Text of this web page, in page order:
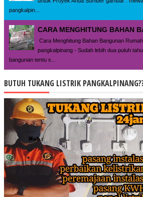
pangkalpin...
CARA MENGHITUNG BAHAN
Cara Menghitung Bahan Bangunan
pangkalpinang - Sudah lebih dua puluh
bangunan tentu s...
BUTUH TUKANG LISTRIK